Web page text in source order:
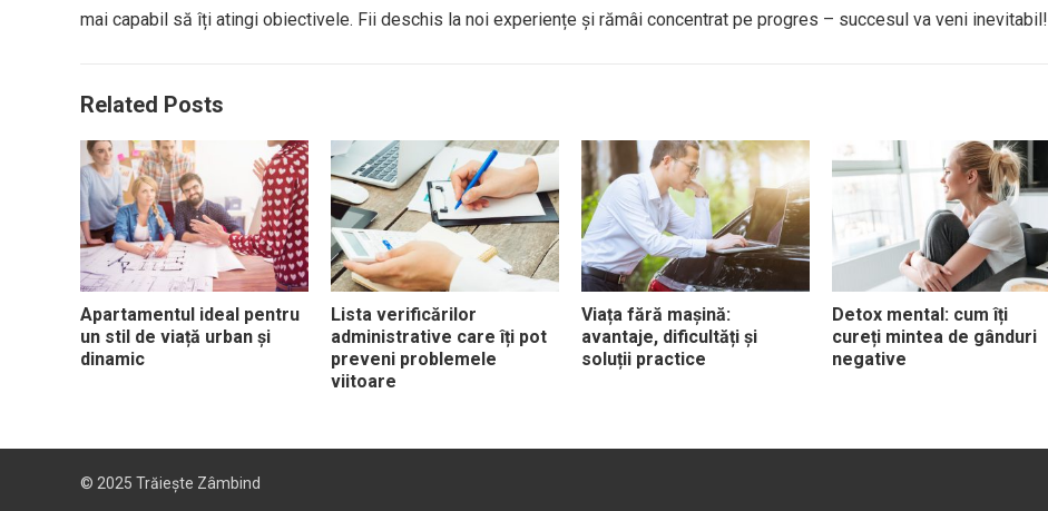
mai capabil să îți atingi obiectivele. Fii deschis la noi experiențe și rămâi concentrat pe progres – succesul va veni inevitabil!
Related Posts
Apartamentul ideal pentru
un stil de viață urban și
dinamic
Lista verificărilor
administrative care îți pot
preveni problemele
viitoare
Viața fără mașină:
avantaje, dificultăți și
soluții practice
Detox mental: cum îți
cureți mintea de gânduri
negative
© 2025 Trăiește Zâmbind